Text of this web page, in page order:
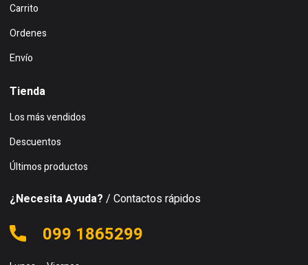
Carrito
Ordenes
Envío
Tienda
Los más vendidos
Descuentos
Últimos productos
¿Necesita Ayuda? / Contactos rápidos
099 1865299